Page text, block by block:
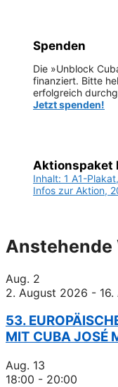
Spenden
Die »Unblock
finanziert. Bitte
erfolgreich
Jetzt spenden!
Aktionspaket
Inhalt: 1 A1-
Infos zur Aktion,
Anstehende
Aug. 2
2. August 2026 -
53.
MIT CUBA JOSÉ
Aug. 13
18:00 - 20:00